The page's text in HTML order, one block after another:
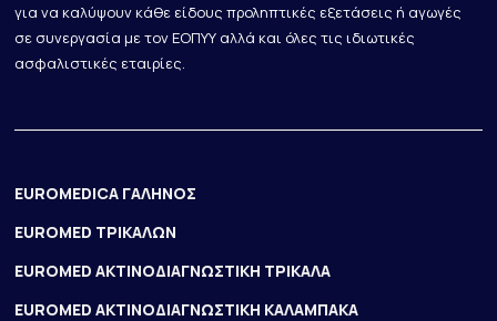
για να καλύψουν κάθε είδους προληπτικές εξετάσεις ή αγωγές
σε συνεργασία με τον ΕΟΠΥΥ αλλά και όλες τις ιδιωτικές
ασφαλιστικές εταιρίες.
EUROMEDICA ΓΑΛΗΝΟΣ
EUROMED ΤΡΙΚΑΛΩΝ
EUROMED ΑΚΤΙΝΟΔΙΑΓΝΩΣΤΙΚΗ ΤΡΙΚΑΛΑ
EUROMED ΑΚΤΙΝΟΔΙΑΓΝΩΣΤΙΚΗ ΚΑΛΑΜΠΑΚΑ